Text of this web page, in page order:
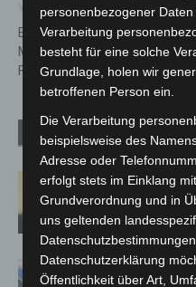
Vorheriger Artikel
Balkonbrand in Hannover-
Mittelfeld: Wohnung nach
Feuer unbewohnbar
Verwandte Artikel Mehr
Hannover:
Mann läuft
personenbezogener
Verarbeitung
besteht für eine solche
Grundlage, holen wir
betroffenen Person ein.
Die Verarbeitung
beispielsweise des
Adresse oder
erfolgt stets im Einklang
Grundverordnung und in
uns geltenden
Datenschutzerklärung
Öffentlichkeit über Art,